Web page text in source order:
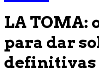
LA TOMA:
para dar
definitivas